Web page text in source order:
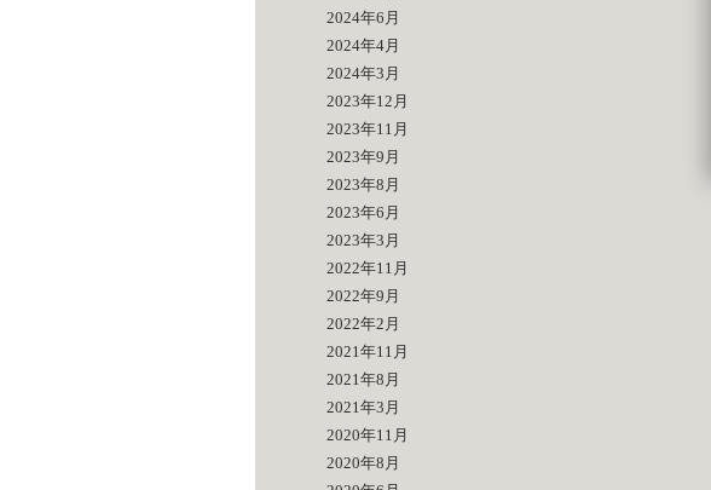
2024年6月
2024年4月
2024年3月
2023年12月
2023年11月
2023年9月
2023年8月
2023年6月
2023年3月
2022年11月
2022年9月
2022年2月
2021年11月
2021年8月
2021年3月
2020年11月
2020年8月